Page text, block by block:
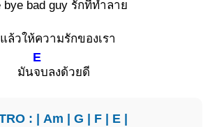
bye bad guy รักที่ทำลาย
ล้วให้ความรักของเรา
มัน
E
จบลงด้วยดี
: | Am | G | F | E |